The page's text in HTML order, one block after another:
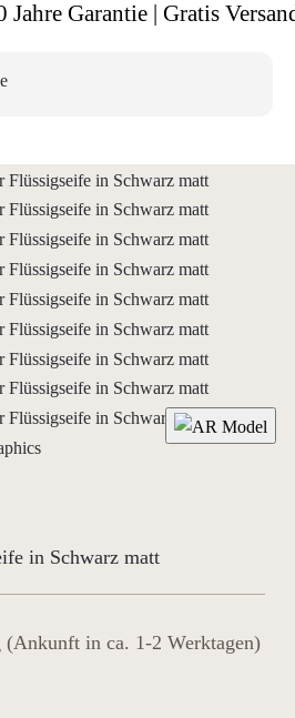
Garantie | Gratis
in Schwarz matt
(Ankunft in ca. 1-2 Werktagen)